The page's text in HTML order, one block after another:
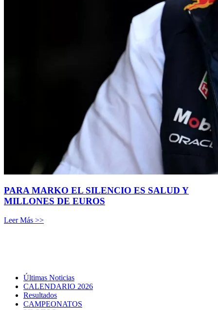
PARA MARKO EL SILENCIO ES SALUD Y
MILLONES DE EUROS
Leer Más >>
Últimas Noticias
CALENDARIO 2026
Resultados
CAMPEONATOS